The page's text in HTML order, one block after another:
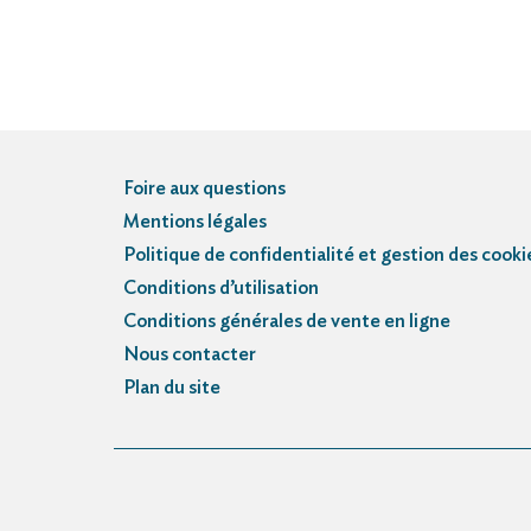
Foire aux questions
Mentions légales
Politique de confidentialité et gestion des
Conditions d’utilisation
Conditions générales de vente en ligne
Nous contacter
Plan du site